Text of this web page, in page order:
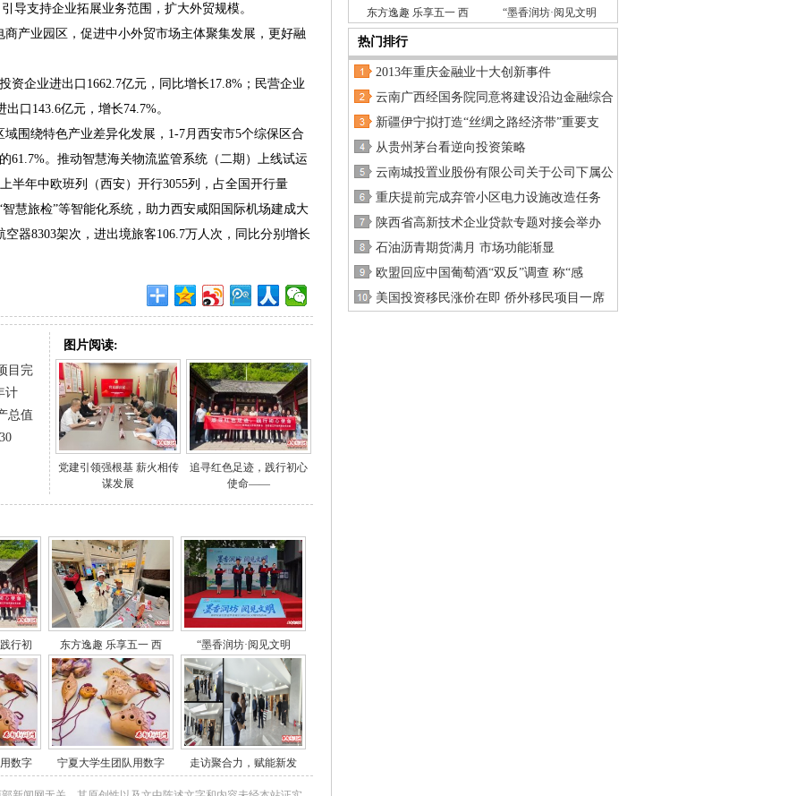
导支持企业拓展业务范围，扩大外贸规模。
业园区，促进中小外贸市场主体聚集发展，更好融
企业进出口1662.7亿元，同比增长17.8%；民营企业
口143.6亿元，增长74.7%。
绕特色产业差异化发展，1-7月西安市5个综保区合
61.7%。推动智慧海关物流监管系统（二期）上线试运
年中欧班列（西安）开行3055列，占全国开行量
慧旅检”等智能化系统，助力西安咸阳国际机场建成大
器8303架次，进出境旅客106.7万人次，同比分别增长
目完
计
总值
图片阅读:
党建引领强根基 薪火相传
谋发展
追寻红色足迹，践行初心
使命——
行初 东方逸趣 乐享五一 西 “墨香润坊·阅见文明
数字 宁夏大学生团队用数字 走访聚合力，赋能新发
东方逸趣 乐享五一 西 “墨香润坊·阅见文明
热门排行
2013年重庆金融业十大创新事件
云南广西经国务院同意将建设沿边金融综合
新疆伊宁拟打造“丝绸之路经济带”重要支
从贵州茅台看逆向投资策略
云南城投置业股份有限公司关于公司下属公
重庆提前完成弃管小区电力设施改造任务
陕西省高新技术企业贷款专题对接会举办
石油沥青期货满月 市场功能渐显
欧盟回应中国葡萄酒“双反”调查 称“感
美国投资移民涨价在即 侨外移民项目一席